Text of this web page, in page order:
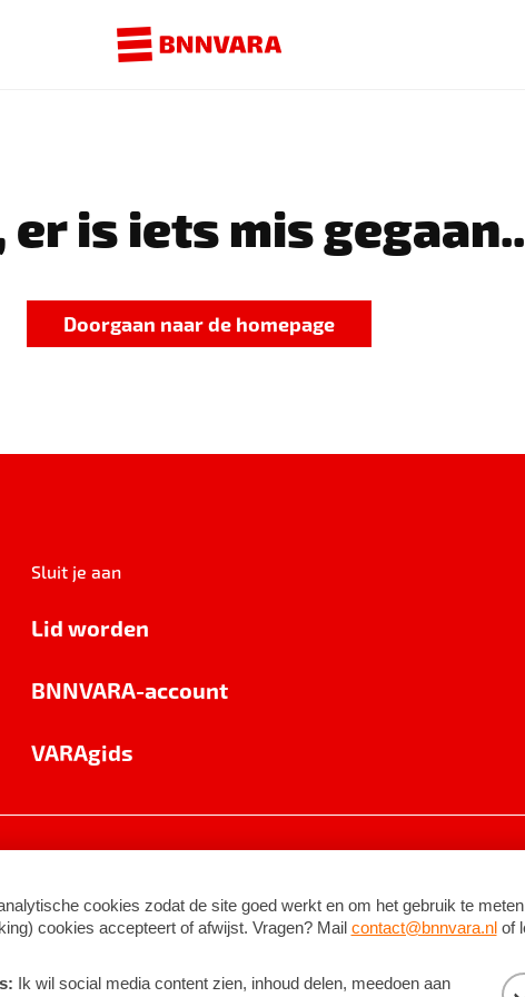
er is iets mis gegaan..
Doorgaan naar de homepage
Sluit je aan
Lid worden
BNNVARA-account
VARAgids
©2026BNNVARA